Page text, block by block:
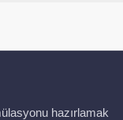
hazırlamak